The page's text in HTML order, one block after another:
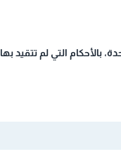
بالأحكام التي لم تتقيد